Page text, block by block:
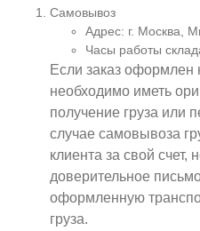
Самовывоз
Адрес: г. Москва,
Часы работы
Если заказ оформлен
необходимо иметь
получение груза или
случае самовывоза
клиента за свой
доверительное
оформленную
груза.